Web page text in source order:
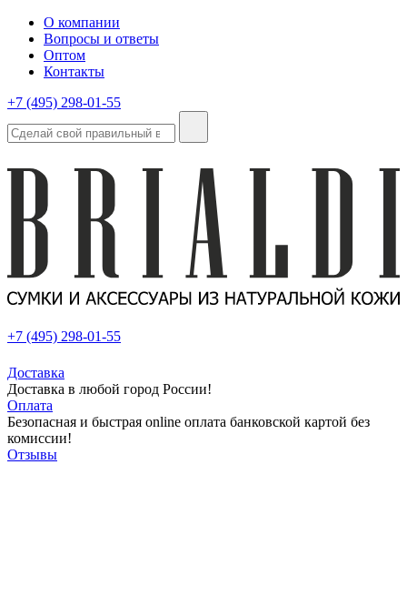
О компании
Вопросы и ответы
Оптом
Контакты
+7 (495) 298-01-55
+7 (495) 298-01-55
Доставка
Доставка в любой город России!
Оплата
Безопасная и быстрая online оплата банковской картой без
комиссии!
Отзывы